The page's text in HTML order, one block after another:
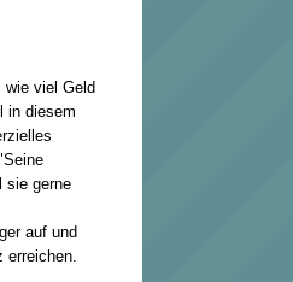
wie viel Geld
in diesem
sie gerne
auf und
erreichen.